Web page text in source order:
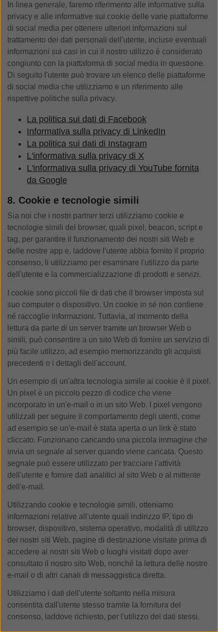
In linea generale, faremo riferimento alle informative sulla
privacy e alle informative sui cookie delle varie piattaforme
di social media per ottenere ulteriori informazioni sul
trattamento dei dati personali dell'utente, incluse eventuali
informazioni sui casi in cui il nostro utilizzo è considerato
congiunto con la piattaforma di social media in questione.
Di seguito l'utente può trovare un elenco delle piattaforme
di social media che utilizziamo e un riferimento alle
rispettive politiche sulla privacy.
La politica sui dati di Facebook
Informativa sulla privacy di LinkedIn
La politica sui dati di Instagram
L'informativa sulla privacy di X
L'informativa sulla privacy di YouTube fornita
da Google
8. Cookie e tecnologie simili
Sia noi che i nostri partner terzi utilizziamo cookie e
tecnologie simili del browser, quali pixel, beacon, script e
tag, per garantire il funzionamento dei nostri siti Web e
delle nostre app e, laddove l'utente abbia fornito il proprio
consenso, li utilizziamo per esaminare l'utilizzo da parte
dell'utente e la commercializzazione di prodotti e servizi.
I cookie sono piccoli file di dati che il browser imposta sul
suo computer o dispositivo. Un cookie in sé non contiene
né raccoglie informazioni. Tuttavia, al momento della
lettura da parte di un server tramite un browser Web o
simili, può consentire a un sito Web di fornire un servizio di
più facile utilizzo, ad esempio memorizzando gli acquisti
precedenti o i dettagli dell'account.
Un esempio di un'altra tecnologia simile ai cookie è il pixel.
Un pixel è un piccolo pezzo di codice che viene
incorporato in un'e-mail o in un sito Web. I pixel vengono
utilizzati per seguire il comportamento degli utenti, come
ad esempio se un'e-mail è stata aperta o un link è stato
cliccato. Funzionano caricando una piccola immagine che
invia un segnale al server quando viene caricata. Questo
segnale può essere utilizzato per tracciare l'attività
dell'utente e fornire dati analitici al sito Web o al mittente
dell'e-mail.
Utilizzando cookie e tecnologie simili, otteniamo
informazioni relative all'utente quali indirizzo IP, tipo di
browser, dispositivo, sistema operativo, modalità di utilizzo
dei nostri siti Web, pagine di destinazione visitate prima di
accedere ai nostri siti Web o luoghi visitati dopo aver
consultato il nostro sito Web, nonché la lettura delle nostre
e-mail o di altri canali di messaggistica diretta.
Utilizziamo i dati dell'utente soltanto nella misura
consentita dall'utente stesso tramite la fornitura del
consenso, laddove richiesto, per l'utilizzo dei dati stessi.